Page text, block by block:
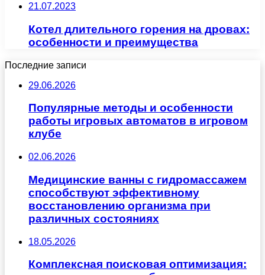
21.07.2023
Котел длительного горения на дровах:
особенности и преимущества
Последние записи
29.06.2026
Популярные методы и особенности
работы игровых автоматов в игровом
клубе
02.06.2026
Медицинские ванны с гидромассажем
способствуют эффективному
восстановлению организма при
различных состояниях
18.05.2026
Комплексная поисковая оптимизация: